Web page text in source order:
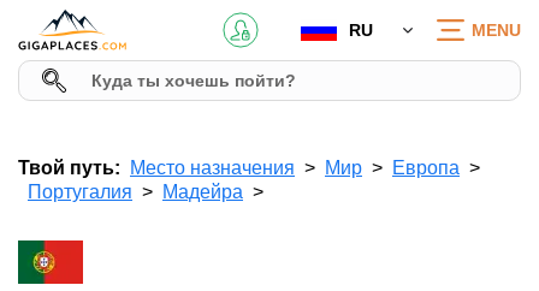
RU MENU
Твой путь: Место назначения Мир
Европа
Португалия
Мадейра